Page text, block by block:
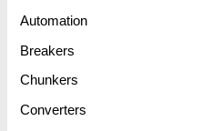
Automation
Breakers
Chunkers
Converters